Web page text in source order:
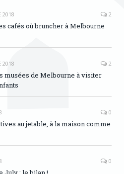
2018 2
cafés où bruncher à Melbourne
2018 2
musées de Melbourne à visiter
0
au jetable, à la maison comme
0